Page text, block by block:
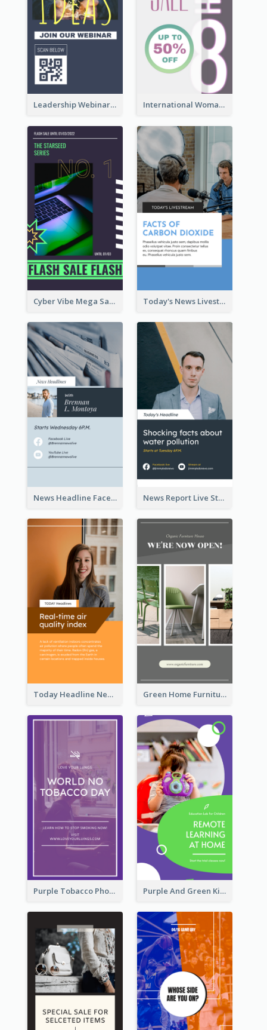
Leadership Webinar Instagram Story Design International Woman's Day Instagram Story Design
Cyber Vibe Mega Sale Instagram Stories Design Today's News Livestream Instagram Story
News Headline Facebook Streaming Instagram Story News Report Live Stream Instagram Story
Today Headline News Report Instagram Story Green Home Furniture Photos Shop Opening Instagram Story
Purple Tobacco Photo No Tobacco Day Instagram Story Purple And Green Kids Photo Remote Learning Instagram Story